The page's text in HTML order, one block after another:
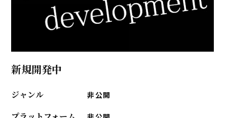
新規開発中
ジャンル 非公開